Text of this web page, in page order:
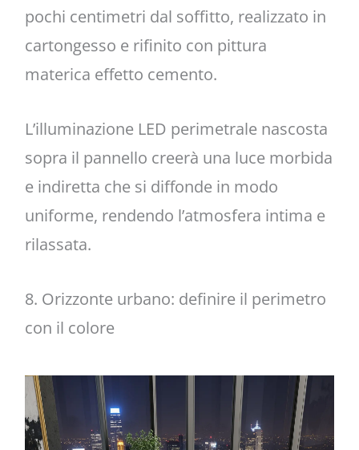
pochi centimetri dal soffitto, realizzato in
cartongesso e rifinito con pittura
materica effetto cemento.
L’illuminazione LED perimetrale nascosta
sopra il pannello creerà una luce morbida
e indiretta che si diffonde in modo
uniforme, rendendo l’atmosfera intima e
rilassata.
8. Orizzonte urbano: definire il perimetro
con il colore